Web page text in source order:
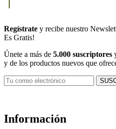
Regístrate y recibe nuestro
Es Gratis!
Únete a más de 5.000 suscriptores
y de los productos nuevos que
Información